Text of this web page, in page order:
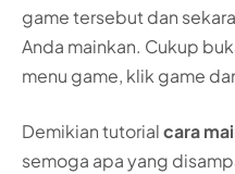
game tersebut dan
Anda mainkan. Cukup
menu game, klik game
Demikian tutorialcara
semoga apa yang